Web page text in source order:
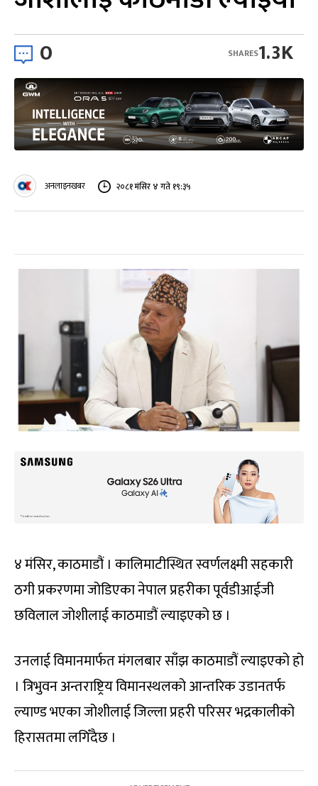
0 1.3K
SHARES
अनलाइनखबर २०८१ मंसिर ४ गते १९:३५
४ मंसिर, काठमाडौं । कालिमाटीस्थित स्वर्णलक्ष्मी सहकारी
ठगी प्रकरणमा जोडिएका नेपाल प्रहरीका पूर्वडीआईजी
छविलाल जोशीलाई काठमाडौं ल्याइएको छ ।
उनलाई विमानमार्फत मंगलबार साँझ काठमाडौं ल्याइएको हो
। त्रिभुवन अन्तराष्ट्रिय विमानस्थलको आन्तरिक उडानतर्फ
ल्याण्ड भएका जोशीलाई जिल्ला प्रहरी परिसर भद्रकालीको
हिरासतमा लगिँदैछ ।